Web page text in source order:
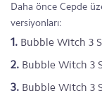
Daha önce Cepde
versiyonları:
1. Bubble Witch 3
2. Bubble Witch 3
3. Bubble Witch 3